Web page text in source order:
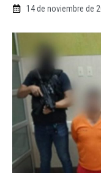
14 de noviembre de